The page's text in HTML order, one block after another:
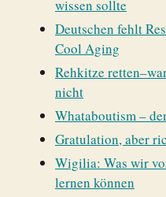
wissen sollte
Deutschen fehlt
Cool Aging
Rehkitze
nicht
Whataboutism –
Gratulation, aber
Wigilia: Was wir
lernen können